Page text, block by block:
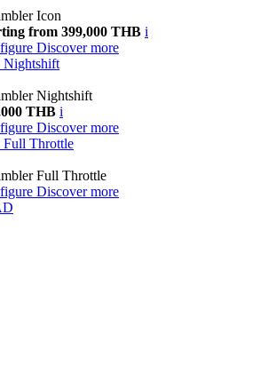
Icon
from 399,000 THB i
Discover more
Nightshift
Nightshift
THB i
Discover more
Full Throttle
Full Throttle
Discover more